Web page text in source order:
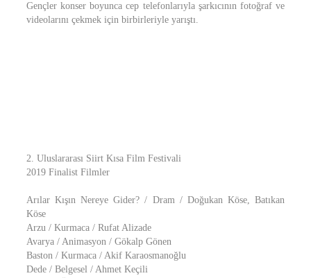
Gençler konser boyunca cep telefonlarıyla şarkıcının fotoğraf ve
videolarını çekmek için birbirleriyle yarıştı.
2. Uluslararası Siirt Kısa Film Festivali
2019 Finalist Filmler
Arılar Kışın Nereye Gider? / Dram / Doğukan Köse, Batıkan
Köse
Arzu / Kurmaca / Rufat Alizade
Avarya / Animasyon / Gökalp Gönen
Baston / Kurmaca / Akif Karaosmanoğlu
Dede / Belgesel / Ahmet Keçili